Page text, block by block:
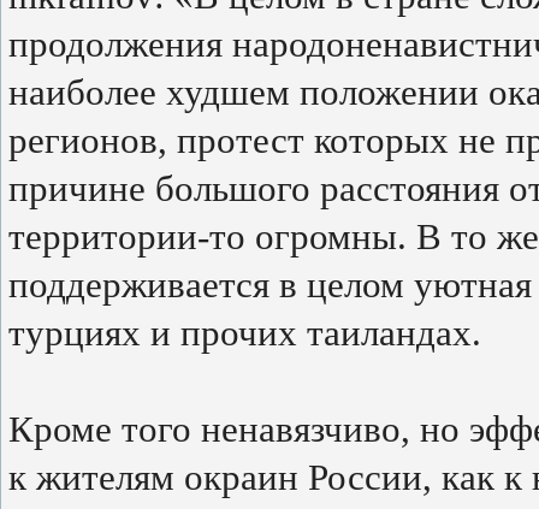
продолжения
наиболее худшем положении
регионов, протест которых не
причине большого расстояния
территории-то огромны. В то
поддерживается в целом
турциях и прочих таиландах.
Кроме того ненавязчиво, но
к жителям окраин России, как